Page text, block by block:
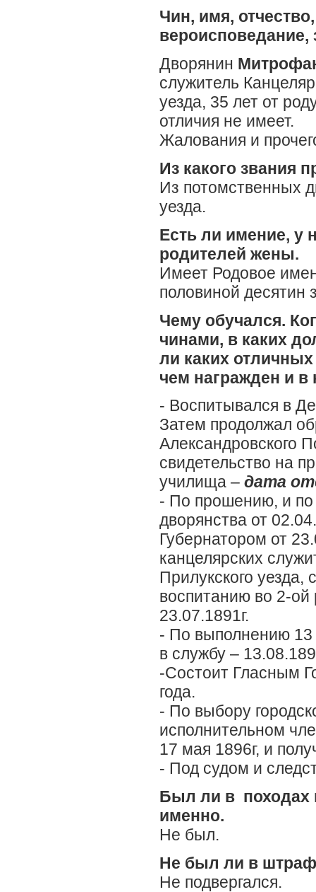
Чин, имя,
вероисповедание,
Дворянин
служитель
уезда, 35 лет от
отличия не имеет.
Жалования и
Из какого звания
Из потомственных
уезда.
Есть ли имение, у
родителей жены.
Имеет Родовое
половиной десятин
Чему обучался.
чинами, в каких
ли каких
чем награжден и в
- Воспитывался в
Затем продолжал
Александровского
свидетельство на
училища – дата
- По прошению, и по
дворянства от
Губернатором от
канцелярских
Прилукского
воспитанию во 2-ой
23.07.1891г.
- По выполнению 13
в службу –
-Состоит Гласным
года.
- По выбору
исполнительном
17 мая 1896г, и
- Под судом и
Был ли в походах
именно.
Не был.
Не был ли в
Не подвергался.